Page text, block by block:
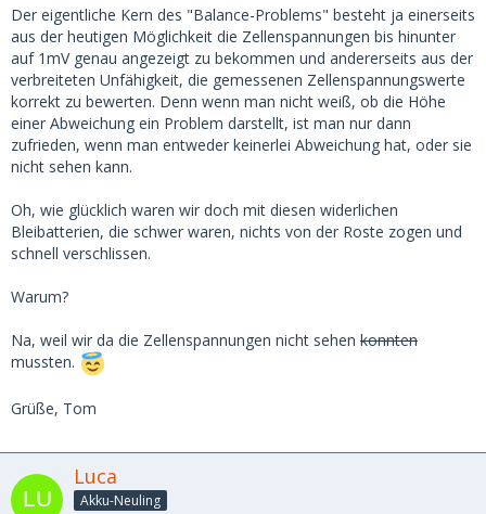
Der eigentliche Kern des "Balance-Problems" besteht ja einerseits
aus der heutigen Möglichkeit die Zellenspannungen bis hinunter
auf 1mV genau angezeigt zu bekommen und andererseits aus der
verbreiteten Unfähigkeit, die gemessenen Zellenspannungswerte
korrekt zu bewerten. Denn wenn man nicht weiß, ob die Höhe
einer Abweichung ein Problem darstellt, ist man nur dann
zufrieden, wenn man entweder keinerlei Abweichung hat, oder sie
nicht sehen kann.
Oh, wie glücklich waren wir doch mit diesen widerlichen
Bleibatterien, die schwer waren, nichts von der Roste zogen und
schnell verschlissen.
Warum?
Na, weil wir da die Zellenspannungen nicht sehen konnten
mussten.
Grüße, Tom
Luca
Akku-Neuling